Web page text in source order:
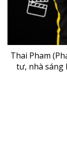
Thai Pham
tư, nhà sáng